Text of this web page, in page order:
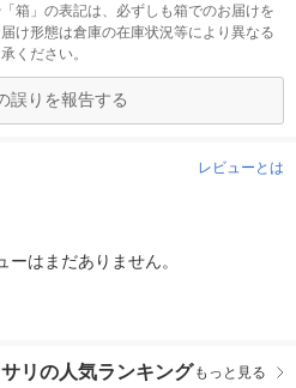
箱」の表記は、必ずしも箱でのお届けを
け形態は倉庫の在庫状況等により異なる
ください。
誤りを報告する
レビューとは
ーはまだありません。
リの人気ランキング もっと見る